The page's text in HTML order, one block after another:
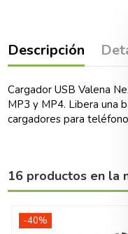
Descripción
Cargador USB Valena
MP3 y MP4. Libera una
cargadores para
16 productos en la
-40%